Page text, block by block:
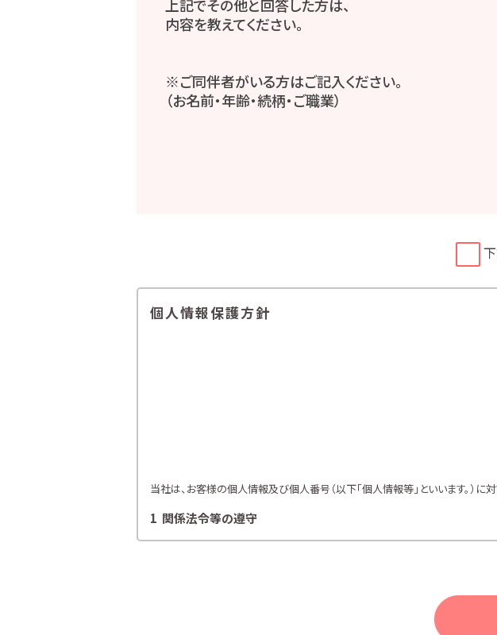
上記でその他と回答した方は、
内容を教えてください。
※ご同伴者がいる方はご記入ください。
（お名前・年齢・続柄・ご職業）
個人情報保護方針
当社は、お客様の個人情報及び個人番号（以下「個人情報等」といいます。）に
1 関係法令等の遵守
当社は、個人情報等の保護に関する関係諸法令、ガイドライン及び、所属金
当社は、お客様の同意を得た場合及び法令等により例外として取り扱わ
各種セミナー、イベント、キャンペーンの案内、アンケート、各種情報